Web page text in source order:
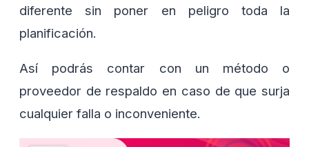
diferente sin poner en peligro toda la
planificación.
Así podrás contar con un método o
proveedor de respaldo en caso de que surja
cualquier falla o inconveniente.